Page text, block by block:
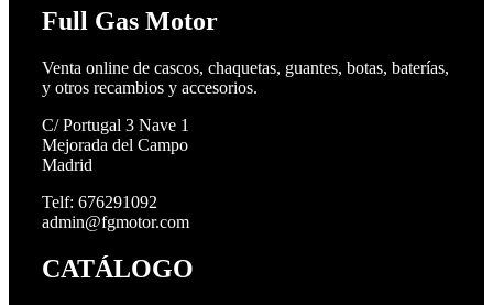
Full Gas Motor
Venta online de cascos, chaquetas, guantes, botas, baterías,
y otros recambios y accesorios.
C/ Portugal 3 Nave 1
Mejorada del Campo
Madrid
Telf: 676291092
admin@fgmotor.com
CATÁLOGO